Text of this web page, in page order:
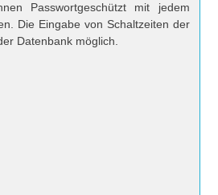
Passwortgeschützt mit jedem
Die Eingabe von Schaltzeiten der
Datenbank möglich.